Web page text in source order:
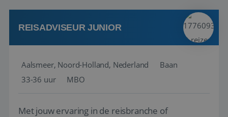
werken: of het nu gaat om vragen ...
REISADVISEUR JUNIOR
Aalsmeer, Noord-Holland, Nederland
Baan
33-36 uur
MBO
Met jouw ervaring in de reisbranche of